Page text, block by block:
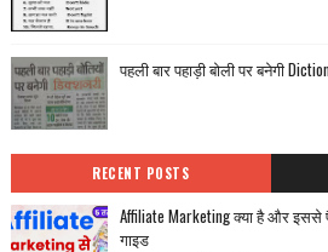
पहली बार पहाड़ी बोली पर बनेगी
RECENT POSTS
Affiliate Marketing क्या है और इससे
गाइड